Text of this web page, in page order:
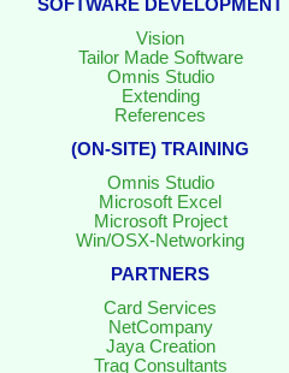
SOFTWARE DEVELOPMENT
Vision
Tailor Made Software
Omnis Studio
Extending
References
(ON-SITE) TRAINING
Omnis Studio
Microsoft Excel
Microsoft Project
Win/OSX-Networking
PARTNERS
Card Services
NetCompany
Jaya Creation
Trag Consultants